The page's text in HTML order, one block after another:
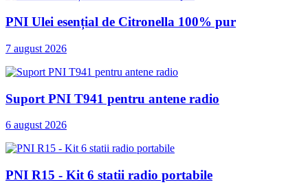
PNI Ulei esențial de Citronella 100% pur
7 august 2026
Suport PNI T941 pentru antene radio
6 august 2026
PNI R15 - Kit 6 statii radio portabile